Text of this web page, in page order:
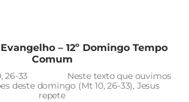
– 12º Domingo Tempo
Comum
26-33 Neste texto que ouvimos
deste domingo (Mt 10, 26-33), Jesus
repete